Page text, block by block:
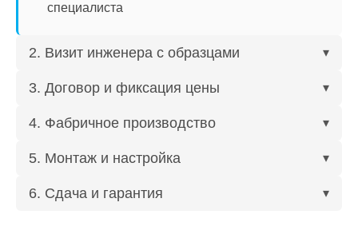
специалиста
2. Визит инженера с образцами ▾
3. Договор и фиксация цены ▾
4. Фабричное производство ▾
5. Монтаж и настройка ▾
6. Сдача и гарантия ▾